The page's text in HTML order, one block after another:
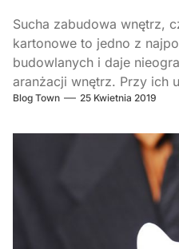
Sucha zabudowa wnętrz,
kartonowe to jedno z
budowlanych i daje
aranżacji wnętrz. Przy ich
Blog Town 25 Kwietnia 2019